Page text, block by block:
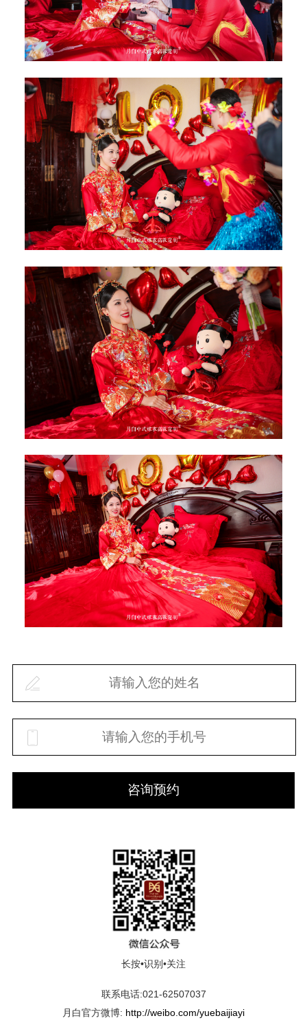
咨询预约
长按•识别•关注
联系电话:021-62507037
月白官方微博: http://weibo.com/yuebaijiayi